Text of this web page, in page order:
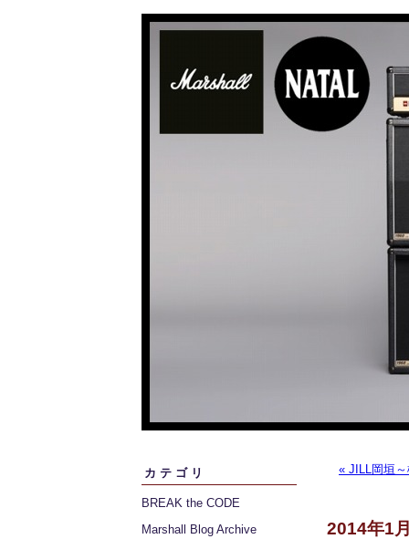
カテゴリ
BREAK the CODE
Marshall Blog Archive
« JILL岡垣
2014年1